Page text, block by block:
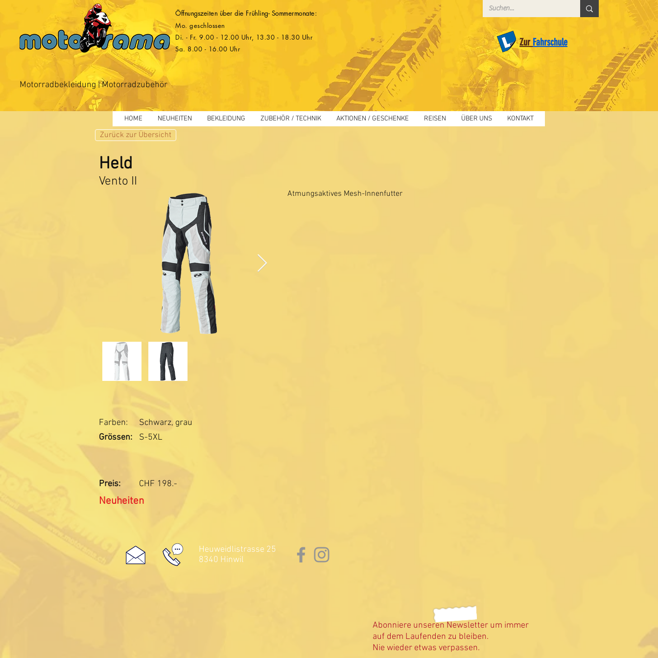
Öffnungszeiten über die Frühling- Sommermonate:
Mo. geschlossen
Di. - Fr. 9.00 - 12.00 Uhr, 13.30 - 18.30 Uhr
Sa. 8.00 - 16.00 Uhr
Motorradbekleidung | Motorradzubehör
Zur Fahrschule
HOME NEUHEITEN BEKLEIDUNG ZUBEHÖR / TECHNIK AKTIONEN / GESCHENKE REISEN ÜBER UNS KONTAKT
Zurück zur Übersicht
Held
Vento II
Atmungsaktives Mesh-Innenfutter
Farben:
Schwarz, grau
Grössen:
S-5XL
Preis: CHF 198.-
Neuheiten
Heuweidlistrasse 25
8340 Hinwil
Abonniere unseren Newsletter um immer
auf dem Laufenden zu bleiben.
Nie wieder etwas verpassen.